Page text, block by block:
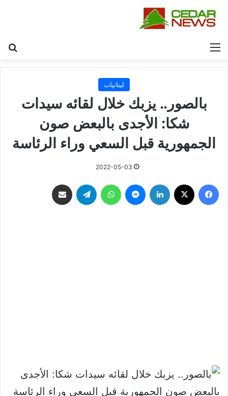
القائمة
لبنانيات
بالصور.. يزبك خلال لقائه سيدات
شكا: الأجدى بالبعض صون
الجمهورية قبل السعي وراء الرئاسة
2022-05-03
فيسبوك لينكدإن ماسنجر واتساب تيلقرام